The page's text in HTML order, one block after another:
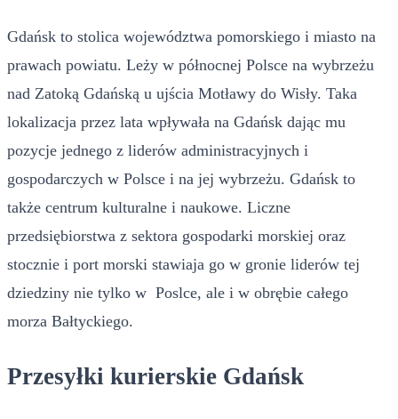
Gdańsk to stolica województwa pomorskiego i miasto na
prawach powiatu. Leży w północnej Polsce na wybrzeżu
nad Zatoką Gdańską u ujścia Motławy do Wisły. Taka
lokalizacja przez lata wpływała na Gdańsk dając mu
pozycje jednego z liderów administracyjnych i
gospodarczych w Polsce i na jej wybrzeżu. Gdańsk to
także centrum kulturalne i naukowe. Liczne
przedsiębiorstwa z sektora gospodarki morskiej oraz
stocznie i port morski stawiaja go w gronie liderów tej
dziedziny nie tylko w Poslce, ale i w obrębie całego
morza Bałtyckiego.
Przesyłki kurierskie Gdańsk